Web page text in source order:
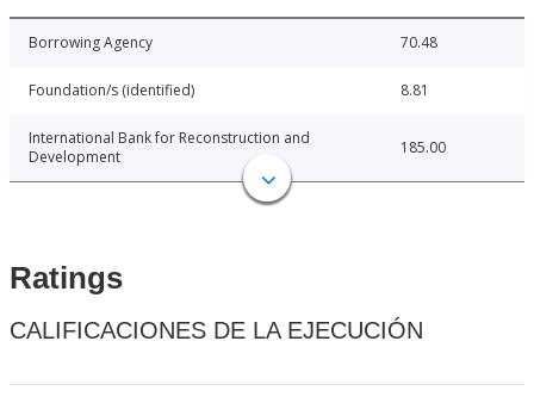
Borrowing Agency 70.48
Foundation/s (identified) 8.81
International Bank for Reconstruction and
Development
185.00
Ratings
CALIFICACIONES DE LA EJECUCIÓN